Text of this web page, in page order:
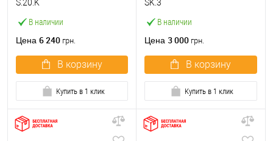
В наличии
S.20.K
Цена 6 240 грн.
В корзину
Купить в 1 клик
В наличии
SK.3
Цена 3 000 грн.
В корзину
Купить в 1 клик